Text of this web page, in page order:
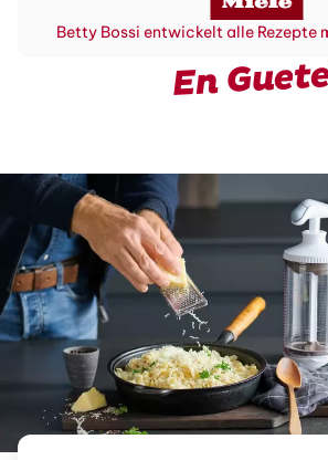
Betty Bossi entwickelt alle Rezepte
En